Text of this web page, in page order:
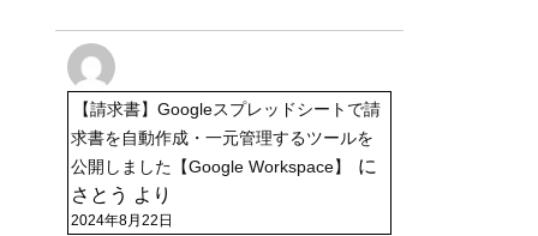
【請求書】Googleスプレッドシートで請
求書を自動作成・一元管理するツールを
公開しました【Google Workspace】
に
さとう より
2024年8月22日